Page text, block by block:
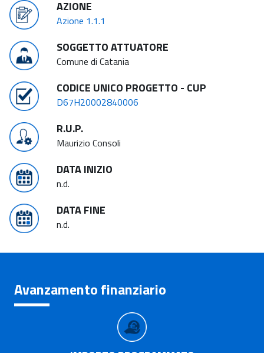
AZIONE
Azione 1.1.1
SOGGETTO ATTUATORE
Comune di Catania
CODICE UNICO PROGETTO - CUP
D67H20002840006
R.U.P.
Maurizio Consoli
DATA INIZIO
n.d.
DATA FINE
n.d.
Avanzamento finanziario